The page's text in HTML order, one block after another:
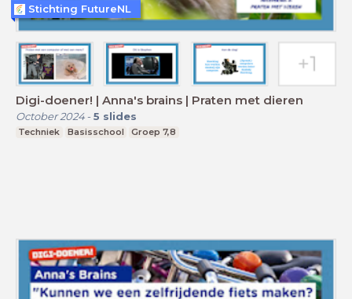
Digi-doener! | Anna's brains | Praten met dieren
October 2024- 5 slides
Techniek Basisschool Groep 7,8
Stichting FutureNL